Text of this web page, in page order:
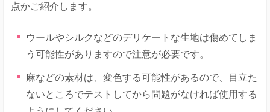
点かご紹介します。
ウールやシルクなどのデリケートな生地は傷めてしま
う可能性がありますので注意が必要です。
麻などの素材は、変色する可能性があるので、目立た
ないところでテストしてから問題がなければ使用する